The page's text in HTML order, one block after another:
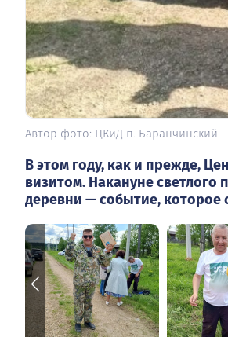
Автор фото: ЦКиД п. Баранчинский
В этом году, как и прежде,
визитом. Накануне светлого
деревни — событие, которое